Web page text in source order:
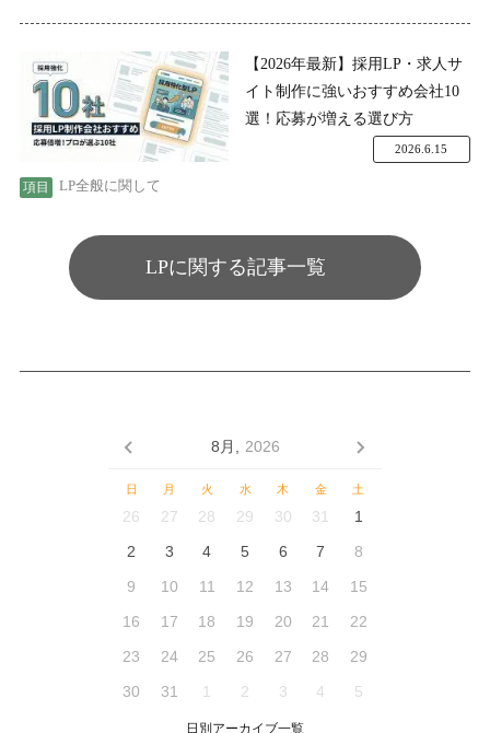
【2026年最新】採用LP・求人サ
イト制作に強いおすすめ会社10
選！応募が増える選び方
LP全般に関して
2026.6.15
LPに関する記事一覧
8月, 2026
日 月 火 水 木 金 土
26 27 28 29 30 31
1
2
3 4 5 6 7
8
9
10 11 12 13 14
15
16
17 18 19 20 21
22
23
24 25 26 27 28
29
30
31 1 2 3 4 5
日別アーカイブ一覧